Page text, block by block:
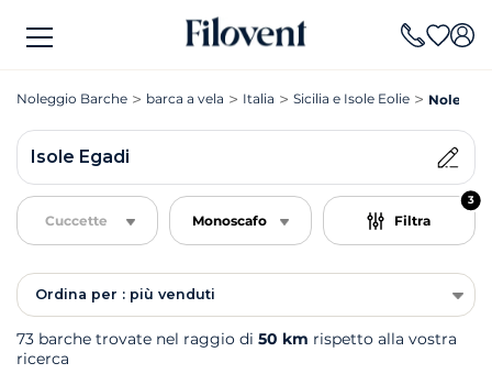
Noleggio Barche barca a vela Italia Sicilia e Isole Eolie
Isole Egadi
Cuccette Monoscafo Filtra
3
Ordina per : più venduti
73 barche trovate nel raggio di 50 km rispetto alla vostra
ricerca